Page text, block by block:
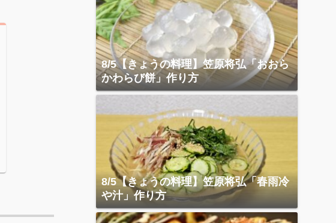
8/5【きょうの料理】笠原将弘「おおら
かわらび餅」作り方
8/5【きょうの料理】笠原将弘「春雨冷
や汁」作り方